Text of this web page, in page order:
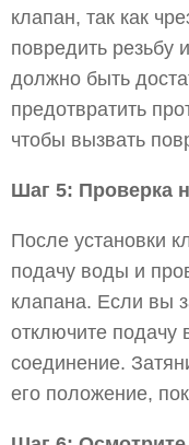
клапан, так как
повредить резьбу
должно быть
предотвратить
чтобы вызвать
Шаг 5: Проверка
После установки
подачу воды и
клапана. Если вы
отключите подачу
соединение.
его положение,